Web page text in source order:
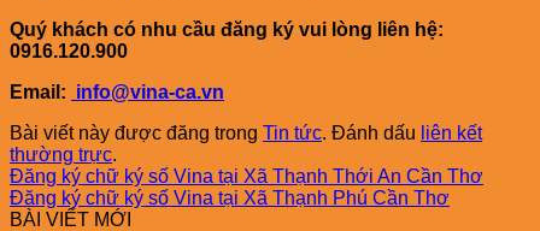
Quý khách có nhu cầu đăng ký vui lòng liên hệ:
0916.120.900
Email: info@vina-ca.vn
Bài viết này được đăng trong Tin tức. Đánh dấu liên kết
thường trực.
Đăng ký chữ ký số Vina tại Xã Thạnh Thới An Cần Thơ
Đăng ký chữ ký số Vina tại Xã Thạnh Phú Cần Thơ
BÀI VIẾT MỚI